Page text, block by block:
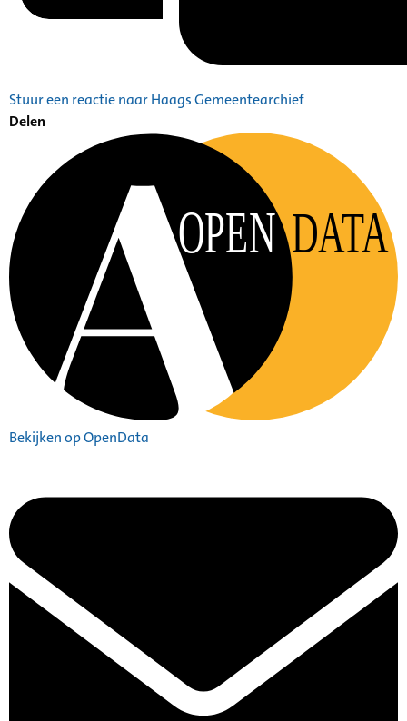
Stuur een reactie naar Haags Gemeentearchief
Delen
OPEN DATA
Bekijken op OpenData